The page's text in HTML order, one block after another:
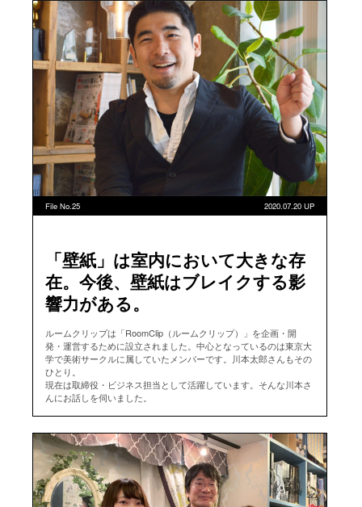
File No.25 2020.07.20 UP
「壁紙」は室内において大きな存
在。今後、壁紙はブレイクする影
響力がある。
ルームクリップは「RoomClip（ルームクリップ）」を企画・開
発・運営するために設立されました。中心となっているのは東京大
学で美術サークルに属していたメンバーです。川本太郎さんもその
ひとり。
現在は取締役・ビジネス担当として活躍しています。そんな川本さ
んにお話しを伺いました。